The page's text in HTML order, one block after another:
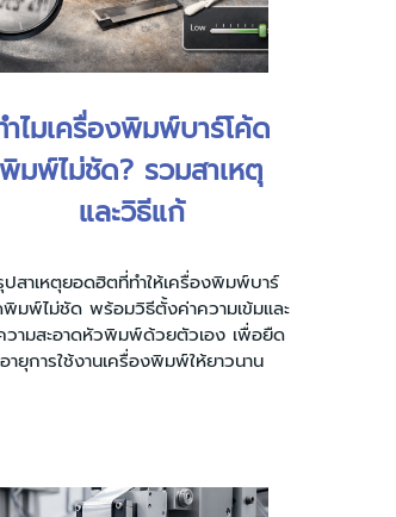
ำไมเครื่องพิมพ์บาร์โค้ด
พิมพ์ไม่ชัด? รวมสาเหตุ
และวิธีแก้
ปสาเหตุยอดฮิตที่ทำให้เครื่องพิมพ์บาร์
มพ์ไม่ชัด พร้อมวิธีตั้งค่าความเข้มและ
วามสะอาดหัวพิมพ์ด้วยตัวเอง เพื่อยืด
อายุการใช้งานเครื่องพิมพ์ให้ยาวนาน